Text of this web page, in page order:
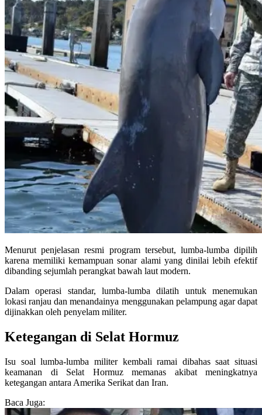
Menurut penjelasan resmi program tersebut, lumba-lumba dipilih
karena memiliki kemampuan sonar alami yang dinilai lebih efektif
dibanding sejumlah perangkat bawah laut modern.
Dalam operasi standar, lumba-lumba dilatih untuk menemukan
lokasi ranjau dan menandainya menggunakan pelampung agar dapat
dijinakkan oleh penyelam militer.
Ketegangan di Selat Hormuz
Isu soal lumba-lumba militer kembali ramai dibahas saat situasi
keamanan di Selat Hormuz memanas akibat meningkatnya
ketegangan antara Amerika Serikat dan Iran.
Baca Juga: